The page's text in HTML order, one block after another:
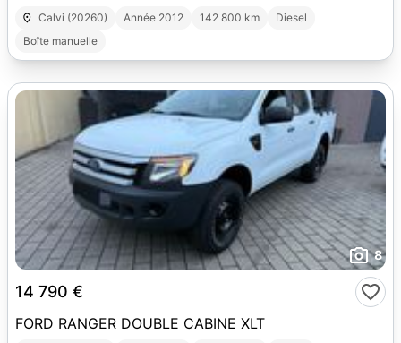
Calvi (20260) Année 2012 142 800 km
Diesel
Boîte manuelle
8
14 790 €
FORD RANGER DOUBLE CABINE XLT